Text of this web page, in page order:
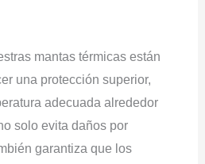
mantas térmicas están
una protección superior,
adecuada alrededor
solo evita daños por
garantiza que los